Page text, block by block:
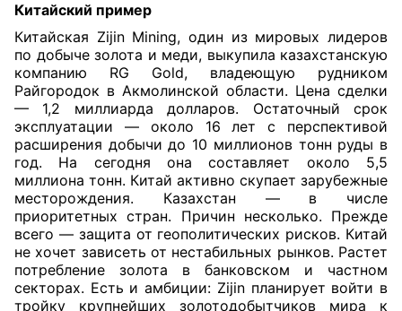
Китайский пример
Китайская Zijin Mining, один из мировых лидеров
по добыче золота и меди, выкупила казахстанскую
компанию RG Gold, владеющую рудником
Райгородок в Акмолинской области. Цена сделки
— 1,2 миллиарда долларов. Остаточный срок
эксплуатации — около 16 лет с перспективой
расширения добычи до 10 миллионов тонн руды в
год. На сегодня она составляет около 5,5
миллиона тонн. Китай активно скупает зарубежные
месторождения. Казахстан — в числе
приоритетных стран. Причин несколько. Прежде
всего — защита от геополитических рисков. Китай
не хочет зависеть от нестабильных рынков. Растет
потребление золота в банковском и частном
секторах. Есть и амбиции: Zijin планирует войти в
тройку крупнейших золотодобытчиков мира к